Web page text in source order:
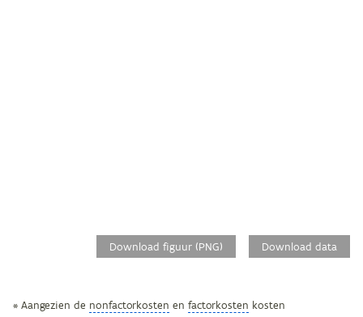
Download figuur (PNG) Download data
* Aangezien de nonfactorkosten en factorkosten kosten